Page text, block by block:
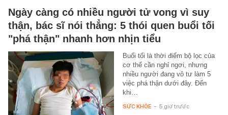
Ngày càng có nhiều người tử vong vì suy
thận, bác sĩ nói thẳng: 5 thói quen buổi tối
"phá thận" nhanh hơn nhịn tiểu
Buổi tối là thời điểm bộ lọc của
cơ thể cần nghỉ ngơi, nhưng
nhiều người đang vô tư làm 5
việc phá thận dưới đây. Đến
khi…
SỨC KHỎE - 5 giờ trước